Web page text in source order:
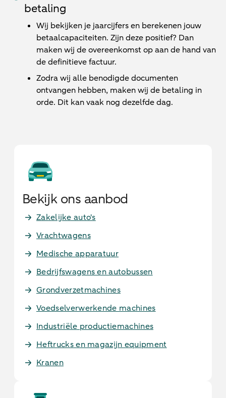
betaling
Wij bekijken je jaarcijfers en berekenen jouw
betaalcapaciteiten. Zijn deze positief? Dan
maken wij de overeenkomst op aan de hand van
de definitieve factuur.
Zodra wij alle benodigde documenten
ontvangen hebben, maken wij de betaling in
orde. Dit kan vaak nog dezelfde dag.
Bekijk ons aanbod
Zakelijke auto's
Vrachtwagens
Medische apparatuur
Bedrijfswagens en autobussen
Grondverzetmachines
Voedselverwerkende machines
Industriële productiemachines
Heftrucks en magazijn equipment
Kranen